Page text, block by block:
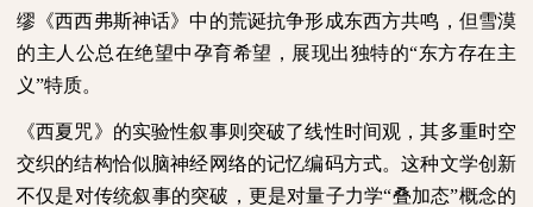
缪《西西弗斯神话》中的荒诞抗争形成东西方共鸣，但雪漠
的主人公总在绝望中孕育希望，展现出独特的“东方存在主
义”特质。
《西夏咒》的实验性叙事则突破了线性时间观，其多重时空
交织的结构恰似脑神经网络的记忆编码方式。这种文学创新
不仅是对传统叙事的突破，更是对量子力学“叠加态”概念的